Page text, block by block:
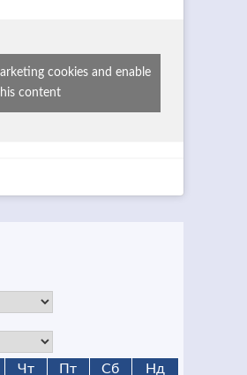
cookies and enable
content
Чт Пт Сб Нд